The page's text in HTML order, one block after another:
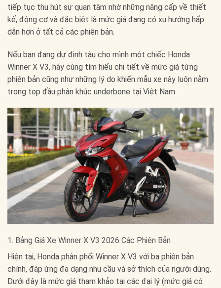
tiếp tục thu hút sự quan tâm nhờ những nâng cấp về thiết
kế, động cơ và đặc biệt là mức giá đang có xu hướng hấp
dẫn hơn ở tất cả các phiên bản.
Nếu bạn đang dự định tậu cho mình một chiếc Honda
Winner X V3, hãy cùng tìm hiểu chi tiết về mức giá từng
phiên bản cũng như những lý do khiến mẫu xe này luôn nằm
trong top đầu phân khúc underbone tại Việt Nam.
1. Bảng Giá Xe Winner X V3 2026 Các Phiên Bản
Hiện tại, Honda phân phối Winner X V3 với ba phiên bản
chính, đáp ứng đa dạng nhu cầu và sở thích của người dùng.
Dưới đây là mức giá tham khảo tại các đại lý (mức giá có